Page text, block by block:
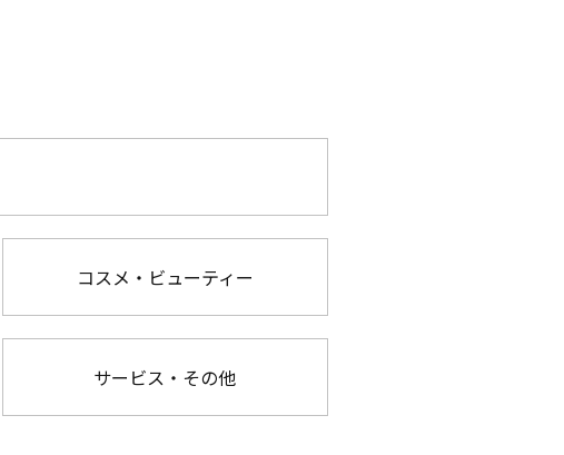
コスメ・ビューティー
サービス・その他